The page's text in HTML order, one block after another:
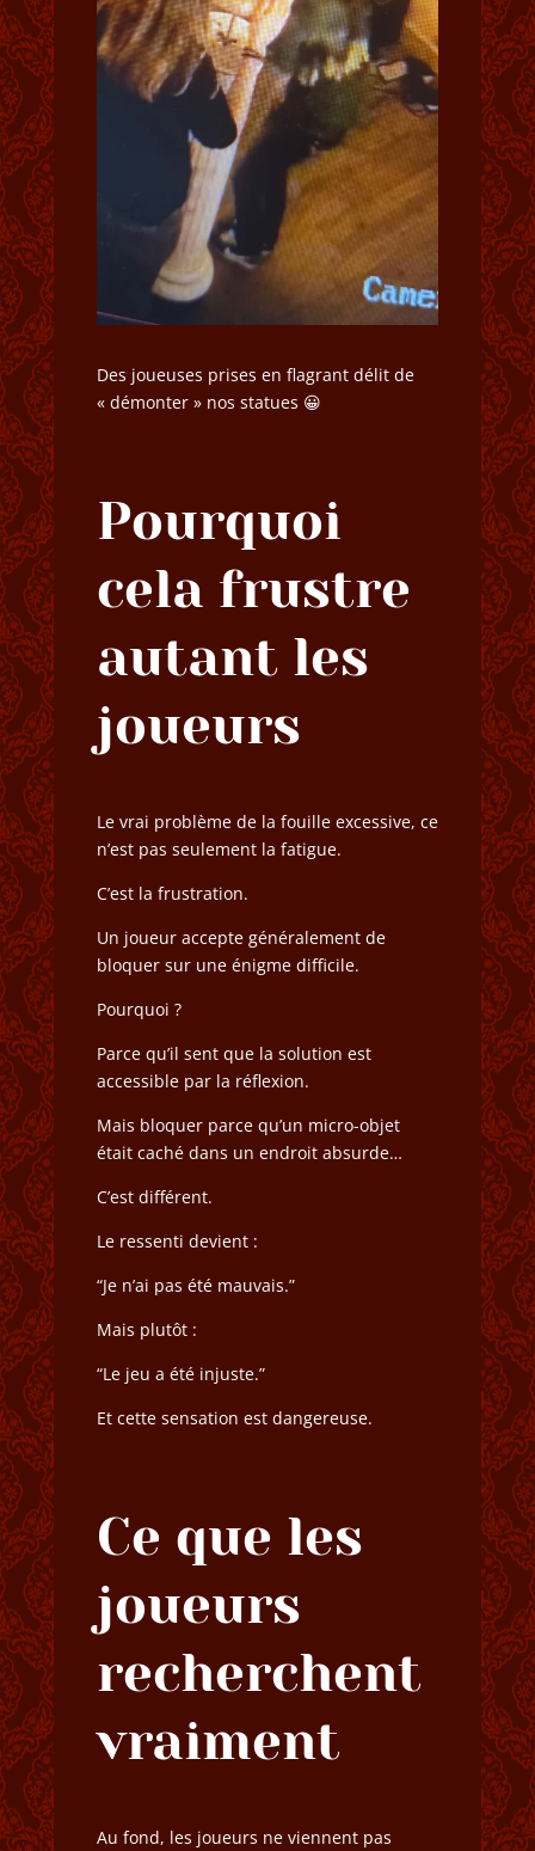
Des joueuses prises en flagrant délit de
« démonter » nos statues 😀
Pourquoi
cela frustre
autant les
joueurs
Le vrai problème de la fouille excessive, ce
n’est pas seulement la fatigue.
C’est la frustration.
Un joueur accepte généralement de
bloquer sur une énigme difficile.
Pourquoi ?
Parce qu’il sent que la solution est
accessible par la réflexion.
Mais bloquer parce qu’un micro-objet
était caché dans un endroit absurde…
C’est différent.
Le ressenti devient :
“Je n’ai pas été mauvais.”
Mais plutôt :
“Le jeu a été injuste.”
Et cette sensation est dangereuse.
Ce que les
joueurs
recherchent
vraiment
Au fond, les joueurs ne viennent pas